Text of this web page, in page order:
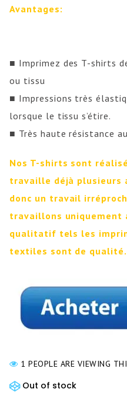
Avantages:
■ Imprimez des T-shirts
ou tissu
■ Impressions très
lorsque le tissu s’étire.
■ Très haute résistance
Nos T-shirts sont
travaille déjà plusieurs
donc un travail
travaillons uniquement
qualitatif tels les
textiles sont de qualité.
1 PEOPLE ARE VIEWING
Out of stock